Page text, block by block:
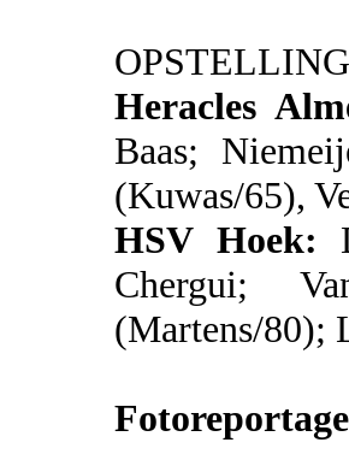
Heracles
Baas;
(Kuwas/65),
HSV Hoek:
Chergui;
(Martens/80);